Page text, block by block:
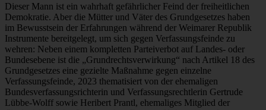
Dieser Mann ist ein wahrhaft gefährlicher Feind der freiheitlichen
Demokratie. Aber die Mütter und Väter des Grundgesetzes haben
im Bewusstsein der Erfahrungen während der Weimarer Republik
Instrumente bereitgelegt, um sich gegen Verfassungsfeinde zu
wehren: Neben einem kompletten Parteiverbot auf Landes- oder
Bundesebene ist die „Grundrechtsverwirkung“ nach Artikel 18 des
Grundgesetzes eine gezielte Maßnahme gegen einzelne
Verfassungsfeinde, 2023 thematisiert von der ehemaligen
Bundesverfassungsrichterin und Verfassungsrechtlerin Gertrude
Lübbe-Wolff sowie Heribert Prantl, ehemaliges Mitglied der